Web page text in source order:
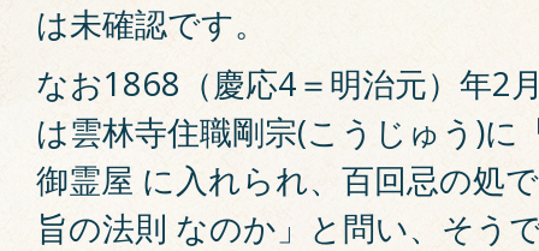
は未確認です。
なお1868（慶応4＝明治元）年2
は雲林寺住職剛宗(こうじゅう)に
御霊屋 に入れられ、百回忌の処
旨の法則 なのか」と問い、そう